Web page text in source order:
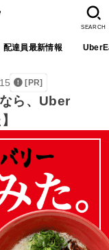
配達員最新情報
SEARCH
[PR]
ら、Uber